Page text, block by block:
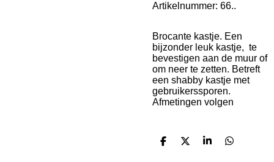
Artikelnummer: 66..
Brocante kastje. Een
bijzonder leuk kastje, te
bevestigen aan de muur of
om neer te zetten. Betreft
een shabby kastje met
gebruikerssporen.
Afmetingen volgen
D
D
S
D